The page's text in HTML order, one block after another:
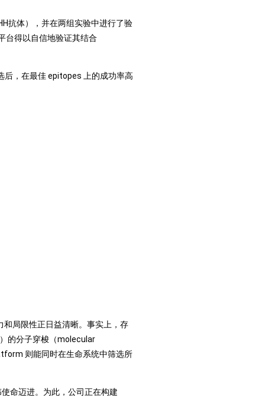
抗体），并在两组实验中进行了验
台得以自信地验证其结合
后，在最佳 epitopes 上的成功率高
局限性正日益清晰。事实上，存
的分子穿梭（molecular
则能同时在生命系统中筛选所
命迈进。为此，公司正在构建